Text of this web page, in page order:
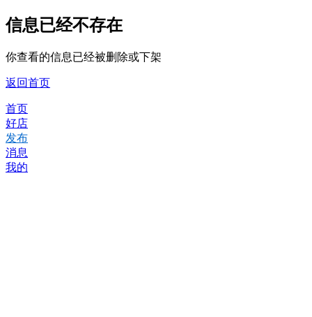
信息已经不存在
你查看的信息已经被删除或下架
返回首页
首页
好店
发布
消息
我的